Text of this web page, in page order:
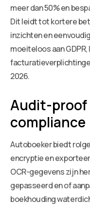
meer dan 50% en
Dit leidt tot kortere
inzichten en
moeiteloos aan
2026.
Audit-proof
compliance
Autoboeker biedt
encryptie en
OCR-gegevens zijn
gepasseerd en of
boekhouding